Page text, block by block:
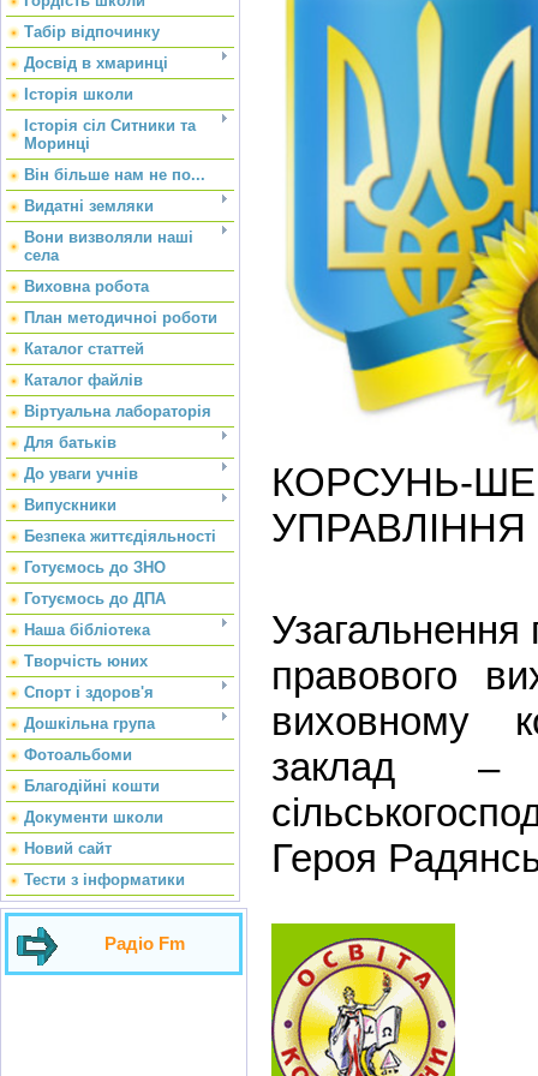
Табір відпочинку
Досвід в хмаринці
Історія школи
Історія сіл Ситники та
Моринці
Він більше нам не по...
Видатні земляки
Вони визволяли наші
села
Виховна робота
План методичноі роботи
Каталог статтей
Каталог файлів
Віртуальна лабораторія
Для батьків
До уваги учнів
Випускники
Безпека життєдіяльності
Готуємось до ЗНО
Готуємось до ДПА
Наша бібліотека
Творчість юних
Спорт і здоров'я
Дошкільна група
Фотоальбоми
Благодійні кошти
Документи школи
Новий сайт
Тести з інформатики
Радіо Fm
УПРАВЛІННЯ
Узагальнення
правового
виховному
заклад –
Героя